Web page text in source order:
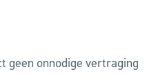
geen onnodige vertraging